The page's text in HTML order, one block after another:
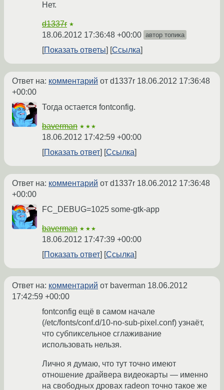
Нет.
d1337r ★
18.06.2012 17:36:48 +00:00 автор топика
Показать ответы Ссылка
Ответ на: комментарий от d1337r 18.06.2012 17:36:48
+00:00
Тогда остается fontconfig.
baverman ★★★
18.06.2012 17:42:59 +00:00
Показать ответ
Ссылка
Ответ на: комментарий от d1337r 18.06.2012 17:36:48
+00:00
FC_DEBUG=1025 some-gtk-app
baverman ★★★
18.06.2012 17:47:39 +00:00
Показать ответ
Ссылка
Ответ на: комментарий от baverman 18.06.2012
17:42:59 +00:00
fontconfig ещё в самом начале
(/etc/fonts/conf.d/10-no-sub-pixel.conf) узнаёт,
что субпиксельное сглаживание
использовать нельзя.
Лично я думаю, что тут точно имеют
отношение драйвера видеокарты — именно
на свободных дровах radeon точно такое же